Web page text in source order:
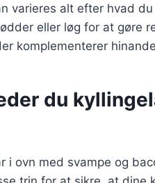
varieres alt efter hvad
eller løg for at gøre
komplementerer
du
i ovn med svampe og